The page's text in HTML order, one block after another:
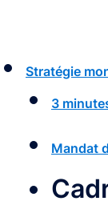
Stratégie
3
Mandat